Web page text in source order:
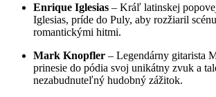
Enrique Iglesias – Kráľ latinskej
Iglesias, príde do Puly, aby rozžiaril
romantickými hitmi.
Mark Knopfler – Legendárny gitarista
prinesie do pódia svoj unikátny zvuk a
nezabudnuteľný hudobný zážitok.